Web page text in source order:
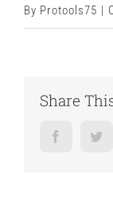
By Protools75 |
Share
Facebook